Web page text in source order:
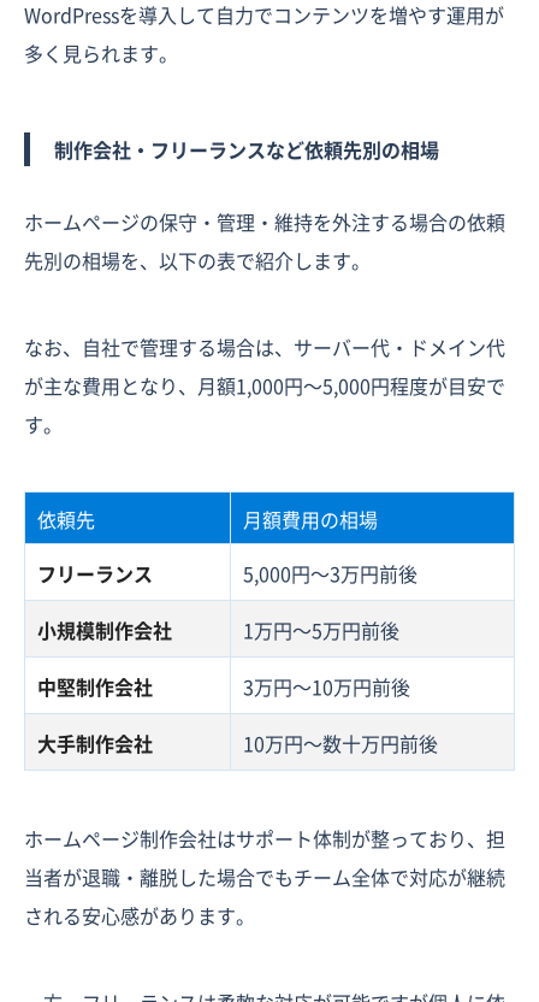
WordPressを導入して自力でコンテンツを増やす運用が
多く見られます。
制作会社・フリーランスなど依頼先別の相場
ホームページの保守・管理・維持を外注する場合の依頼
先別の相場を、以下の表で紹介します。
なお、自社で管理する場合は、サーバー代・ドメイン代
が主な費用となり、月額1,000円〜5,000円程度が目安で
す。
依頼先
月額費用の相場
フリーランス
5,000円〜3万円前後
小規模制作会社
1万円〜5万円前後
中堅制作会社
3万円〜10万円前後
大手制作会社
10万円〜数十万円前後
ホームページ制作会社はサポート体制が整っており、担
当者が退職・離脱した場合でもチーム全体で対応が継続
される安心感があります。